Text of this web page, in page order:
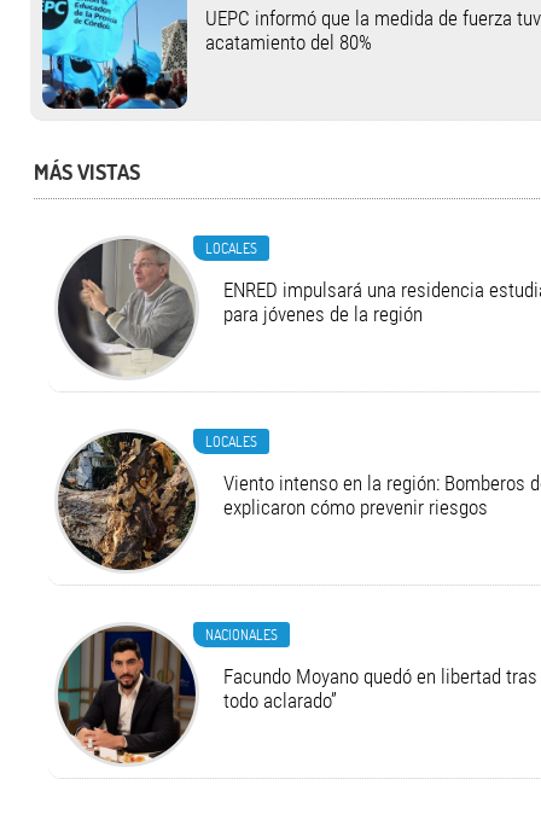
UEPC informó que la medida de fuerza
acatamiento del 80%
MÁS VISTAS
LOCALES
ENRED impulsará una residencia
para jóvenes de la región
LOCALES
Viento intenso en la región: Bomberos
explicaron cómo prevenir riesgos
NACIONALES
Facundo Moyano quedó en libertad
todo aclarado”